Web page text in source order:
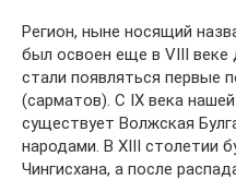
Регион, ныне носящий
был освоен еще в VIII веке
стали появляться первые
(сарматов). С IX века
существует Волжская
народами. В XIII столетии
Чингисхана, а после